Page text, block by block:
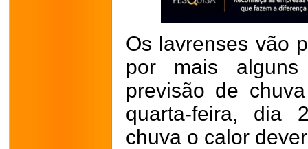
Os lavrenses vão
por mais alguns
previsão de
quarta-feira, dia
chuva o calor